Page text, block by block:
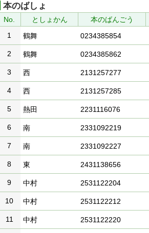
本のばしょ
No. としょかん 本のばんごう
1
鶴舞 0234385854
2 鶴舞 0234385862
3 西 2131257277
4 西 2131257285
5 熱田 2231116076
6 南 2331092219
7 南 2331092227
8 東 2431138656
9 中村 2531122204
10 中村 2531122212
11 中村 2531122220